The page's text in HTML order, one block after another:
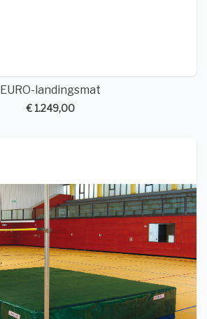
EURO-landingsmat
€ 1.249,00